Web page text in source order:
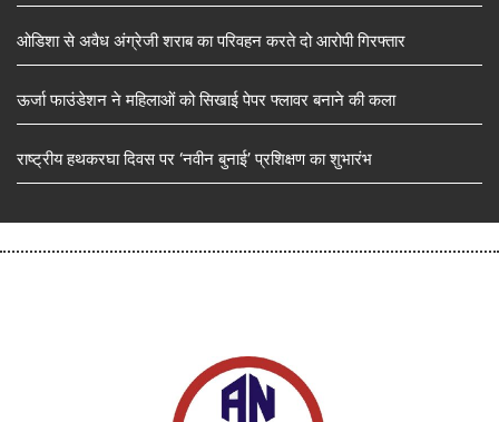
ओडिशा से अवैध अंग्रेजी शराब का परिवहन करते दो आरोपी गिरफ्तार
ऊर्जा फाउंडेशन ने महिलाओं को सिखाई पेपर फ्लावर बनाने की कला
राष्ट्रीय हथकरघा दिवस पर ‘नवीन बुनाई’ प्रशिक्षण का शुभारंभ